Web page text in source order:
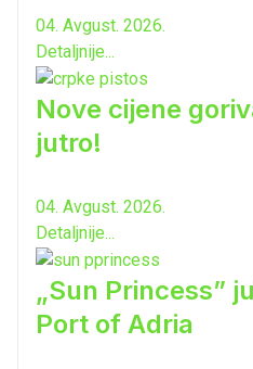
04. Avgust. 2026.
Detaljnije...
Nove cijene
jutro!
04. Avgust. 2026.
Detaljnije...
„Sun Princess”
Port of Adria